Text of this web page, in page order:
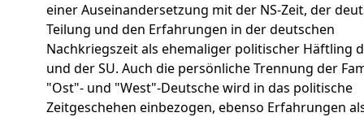
einer Auseinandersetzung mit der NS-Zeit, der
Teilung und den Erfahrungen inder deutschen
Nachkriegszeit als ehemaliger politischer Häftling
und der SU. Auch die persönliche Trennung der
"Ost"- und "West"-Deutsche wird in das politische
Zeitgeschehen einbezogen, ebenso Erfahrungen